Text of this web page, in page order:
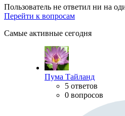
Пользователь не ответил ни на
Перейти к вопросам
Самые активные сегодня
Пума Тайланд
5 ответов
0 вопросов